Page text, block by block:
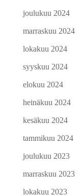
joulukuu 2024
marraskuu 2024
lokakuu 2024
syyskuu 2024
elokuu 2024
heinäkuu 2024
kesäkuu 2024
tammikuu 2024
joulukuu 2023
marraskuu 2023
lokakuu 2023